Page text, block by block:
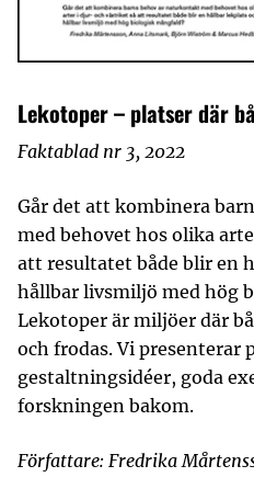
Lekotoper – platser där
Faktablad nr 3, 2022
Går det att kombinera
med behovet hos olika
att resultatet både blir en
hållbar livsmiljö med hög
Lekotoper är miljöer där
och frodas. Vi presenterar
gestaltningsidéer, goda
forskningen bakom.
Författare: Fredrika